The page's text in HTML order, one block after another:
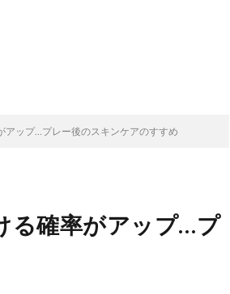
アップ…プレー後のスキンケアのすすめ
る確率がアップ…プ